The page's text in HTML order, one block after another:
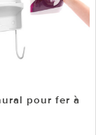
pour fer à